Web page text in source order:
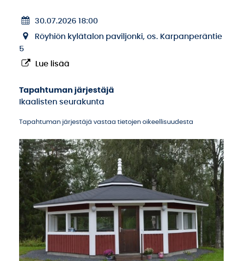
30.07.2026 18:00
Röyhiön kylätalon paviljonki, os. Karpanperäntie
5
Lue lisää
Tapahtuman järjestäjä
Ikaalisten seurakunta
Tapahtuman järjestäjä vastaa tietojen oikeellisuudesta